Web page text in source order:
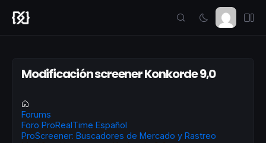
Modificación screener Konkorde 9,0
Forums
Foro ProRealTime Español
ProScreener: Buscadores de Mercado y Rastreo